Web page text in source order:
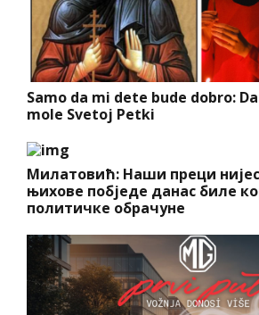
Samo da mi dete bude dobro:
mole Svetoj Petki
Милатовић: Наши преци
њихове побједе данас биле
политичке обрачуне